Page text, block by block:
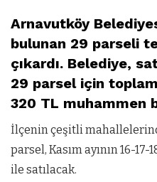
Arnavutköy
bulunan 29 parseli
çıkardı. Belediye,
29 parsel için
320 TL muhammen
İlçenin çeşitli
parsel, Kasım ayının 16-
ile satılacak.